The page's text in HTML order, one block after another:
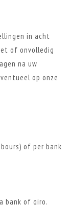
in acht
of onvolledig
na uw
op onze
of per bank
bank of giro.